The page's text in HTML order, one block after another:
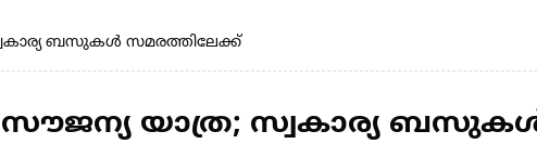
ബസുകൾ സമരത്തിലേക്ക്
യാത്ര; സ്വകാര്യ